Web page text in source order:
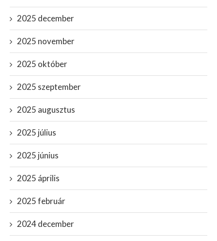
2025 december
2025 november
2025 október
2025 szeptember
2025 augusztus
2025 július
2025 június
2025 április
2025 február
2024 december